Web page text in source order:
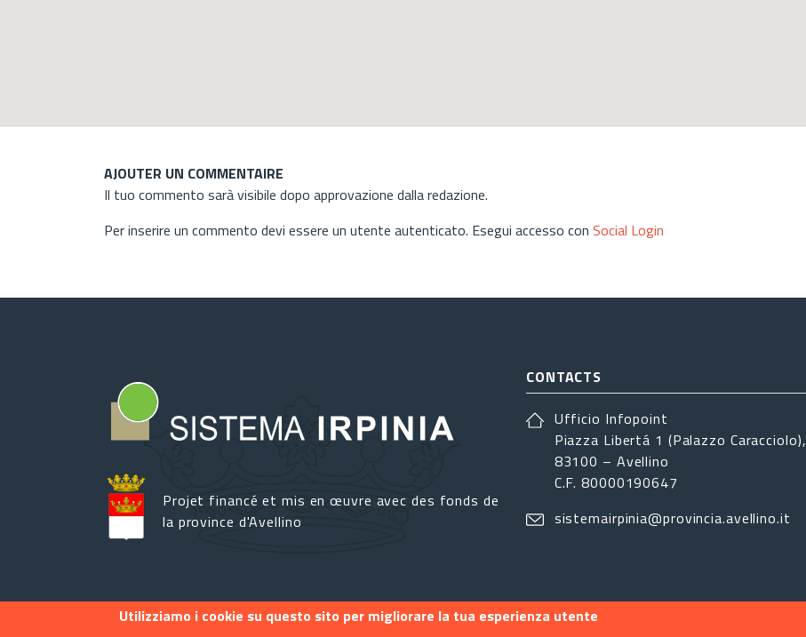
AJOUTER UN COMMENTAIRE
Il tuo commento sarà visibile dopo approvazione dalla redazione.
Per inserire un commento devi essere un utente autenticato. Esegui accesso con Social Login
Projet financé et mis en œuvre avec des fonds de
la province d'Avellino
CONTACTS
Ufficio Infopoint
Piazza Libertá 1 (Palazzo Caracciolo),
83100 – Avellino
C.F. 80000190647
sistemairpinia@provincia.avellino.it
Utilizziamo i cookie su questo sito per migliorare la tua esperienza utente